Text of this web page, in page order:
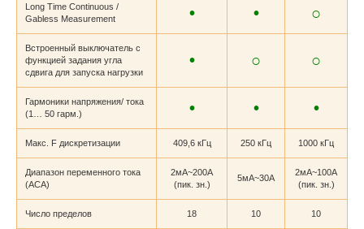
Long Time Continuous /
Gabless Measurement
• • ○
Встроенный выключатель с
функцией задания угла
сдвига для запуска нагрузки
• ○ ○
Гармоники напряжения/ тока
(1… 50 гарм.)
• • •
Макс. F дискретизации 409,6 кГц 250 кГц 1000 кГц
Диапазон переменного тока
(ACA)
2мA~200A
(пик. зн.)
5мА~30A
2мA~100A
(пик. зн.)
Число пределов 18 10 10